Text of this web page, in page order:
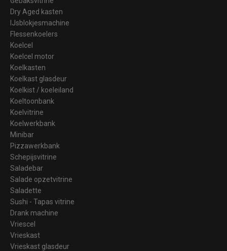
Dry Aged kasten
IJsblokjesmachine
Flessenkoelers
Koelcel
Koelcel motor
Koelkasten
Koelkast glasdeur
Koelkist / koeleiland
Koeltoonbank
Koelvitrine
Koelwerkbank
Minibar
Pizzawerkbank
Schepijsvitrine
Saladebar
Salade opzetvitrine
Saladette
Sushi - Tapas vitrine
Drank machine
Vriescel
Vrieskast
Vrieskast glasdeur